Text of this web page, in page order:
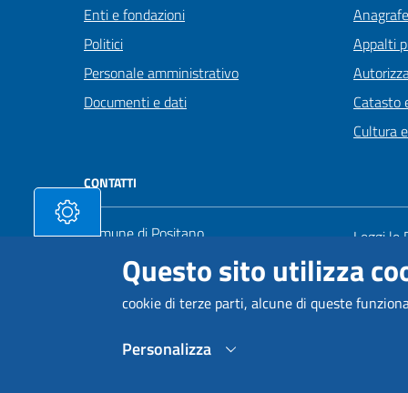
Enti e fondazioni
Politici
Personale amministrativo
Documenti e dati
Appalti
Catasto
Cultura
CONTATTI
Comune di Positano
Via Marconi 111 - 84017 Positano
Codice fiscale 80025630650 / P. IVA:
00232340653
Ufficio della segreteria del sindaco
Leggi le
Questo sito utilizza
cookie di terze parti, alcune di queste
Personalizza